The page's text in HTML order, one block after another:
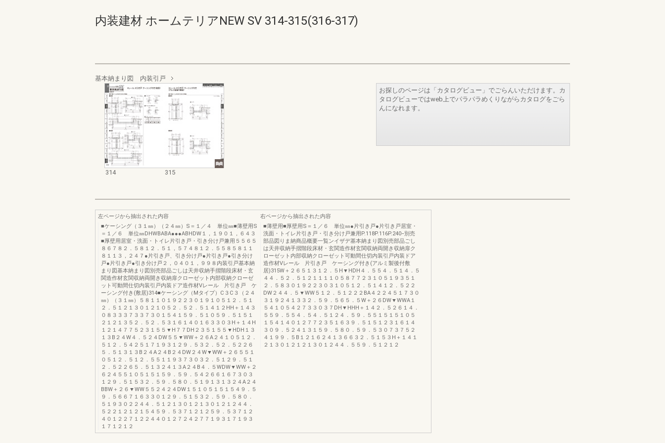
内装建材 ホームテリアNEW SV 314-315(316-317)
基本納まり図 内装引戸
314 315
お探しのページは「カタログビュー」でごらんいただけます。カ
タログビューではweb上でパラパラめくりながらカタログをごら
んになれます。
左ページから抽出された内容
■ケーシング（３１㎜）（２４㎜）S＝１／４ 単位㎜■薄壁用S
＝１／６ 単位㎜DHWBABA●●●ABHDW１，１９０１，６４３
■厚壁用居室・洗面・トイレ片引き戸・引き分け戸兼用５５６５
８６７８２．５８１２．５１，５７４８１２．５５８５８１１
８１１３，２４７●片引き戸、引き分け戸●片引き戸●引き分け
戸●片引き戸●引き分け戸２，０４０１，９９８内装引戸基本納
まり図基本納まり図別売部品ごしは天井収納手摺階段床材・玄
関造作材玄関収納両開き収納扉クローゼット内部収納クローゼ
ット可動間仕切内装引戸内装ドア造作材Vレール 片引き戸 ケ
ーシング付き(敷居)314■ケーシング（Mタイプ）C３C３（２４
㎜）（３１㎜）５８１１０１９２２３０１９１０５１２．５１
２．５１２１３０１２１０５２．５２．５１４１２HH＋１４３
０８３３３７３３７３０１５４１５９．５１０５９．５１５１
２１２１３５２．５２．５３１６１４０１６３３０３H＋１４H
１２１４７７５２３１５５▼H７７DH２３５１５５▼HDH１３
１３B２４W４．５２４DW５５▼WW＋２６A２４１０５１２．
５１２．５４２５１７１９３１２９．５３２．５２．５２２６
５．５１３１３B２４A２４B２４DW２４W▼WW＋２６５５１
０５１２．５１２．５５１１９３７３０３２．５１２９．５１
２．５２２６５．５１３２４１３A２４B４．５WDW▼WW＋２
６２４５５１０５１５１５９．５９．５４２６６１６７３０３
１２９．５１５３２．５９．５８０．５１９１３１３２４A２４
BBW＋２６▼WW５５２４２４DW１５１０５１５１５４９．５
９．５６６７１６３３０１２９．５１５３２．５９．５８０．
５１９３０２２４４．５１２１３０１２１３０１２１２４４．
５２２１２１２１５４５９．５３７１２１２５９．５３７１２
４０１２２７１２２４４０１２７２４２７７１９３１７１９３
１７１２１２
右ページから抽出された内容
■薄壁用■厚壁用S＝１／６ 単位㎜●片引き戸●片引き戸居室・
洗面・トイレ片引き戸・引き分け戸兼用P.118P.116P.240−別売
部品図りま納商品概要一覧ンイザデ基本納まり図別売部品ごし
は天井収納手摺階段床材・玄関造作材玄関収納両開き収納扉ク
ローゼット内部収納クローゼット可動間仕切内装引戸内装ドア
造作材Vレール 片引き戸 ケーシング付き(アルミ製後付敷
居)315W＋２６５１３１２．５H▼HDH４．５５４．５１４．５
４４．５２．５１２１１１１０５８７７２３１０５１９３５１
２．５８３０１９２２３０３１０５１２．５１４１２．５２２
DW２４４．５▼WW５１２．５１２２２BA４２２４５１７３０
３１９２４１３３２．５９．５６５．５W＋２６DW▼WWA１
５４１０５４２７３３０３７DH▼HHH＋１４２．５２６１４．
５５９．５５４．５４．５１２４．５９．５５１５１５１０５
１５４１４０１２７７２３５１６３９．５１５１２３１６１４
３０９．５２４１３１５９．５８０．５９．５３０７３７５２
４１９９．５B１２１６２４１３６６３２．５１５３H＋１４１
２１３０１２１２１３０１２４４．５５９．５１２１２